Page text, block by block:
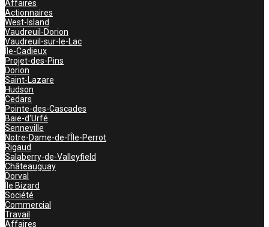
Affaires
Actionnaires
West-Island
Vaudreuil-Dorion
Vaudreuil-sur-le-Lac
Île-Cadieux
Projet-des-Pins
Dorion
Saint-Lazare
Hudson
Cedars
Pointe-des-Cascades
Baie-d'Urfé
Senneville
Notre-Dame-de-l'Île-Perrot
Rigaud
Salaberry-de-Valleyfield
Châteauguay
Dorval
Île Bizard
Société
Commercial
Travail
Affaires